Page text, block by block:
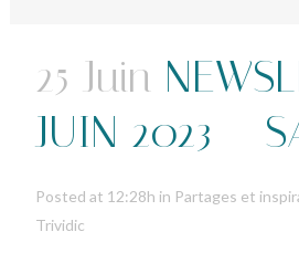
25 Juin
JUIN 2023 –
Posted at 12:28h in Partages et
Trividic